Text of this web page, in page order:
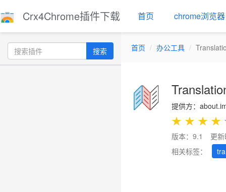
Crx4Chrome插件下载 首页 chrome浏览器
搜索 首页 办公工具
提供方：
★ ★ ★ ★
版本：9.1
更
相关标签：